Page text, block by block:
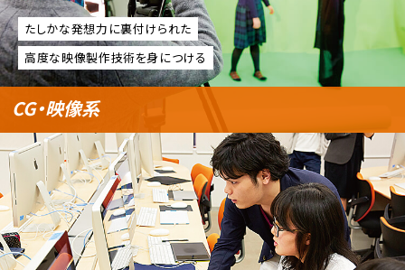
CG・映像系
たしかな発想力に裏付けられた
高度な映像製作技術を身につける